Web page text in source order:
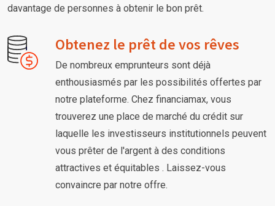
davantage de personnes à obtenir le bon prêt.
Obtenez le prêt de vos rêves
De nombreux emprunteurs sont déjà
enthousiasmés par les possibilités offertes par
notre plateforme. Chez financiamax, vous
trouverez une place de marché du crédit sur
laquelle les investisseurs institutionnels peuvent
vous prêter de l'argent à des conditions
attractives et équitables . Laissez-vous
convaincre par notre offre.